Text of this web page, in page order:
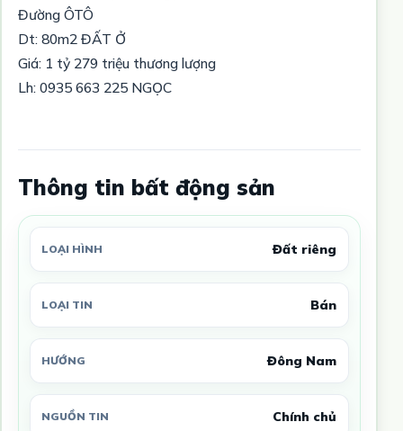
Đường ÔTÔ
Dt: 80m2 ĐẤT Ở
Giá: 1 tỷ 279 triệu thương lượng
Lh: 0935 663 225 NGỌC
Thông tin bất động sản
LOẠI HÌNH Đất riêng
LOẠI TIN Bán
HƯỚNG Đông Nam
NGUỒN TIN Chính chủ